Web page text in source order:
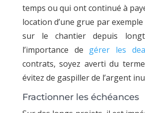
temps ou qui ont continué à
location d’une grue par
sur le chantier depuis
l’importance de gérer les
contrats, soyez averti du
évitez de gaspiller de l’argent
Fractionner les échéances